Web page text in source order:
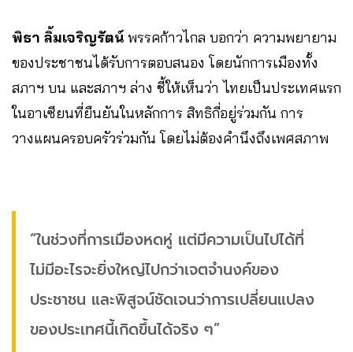
พิธา ลิ้มเจริญรัตน์ พรรคก้าวไกล บอกว่า ความพยายาม
ของประชาชนได้รับการตอบสนอง โดยนักการเมืองทั้ง
สภาฯ บน และสภาฯ ล่าง ชี้ให้เห็นว่า ไทยเป็นประเทศแรก
ในอาเซียนที่ยืนยันในหลักการ สิทธิกี่อยู่ร่วมกัน การ
วางแผนครอบครัวร่วมกัน โดยไม่ต้องคำนึงถึงเพศสภาพ
“ในช่วงที่การเมืองหดหู่ แต่มีความเป็นไปได้ที่
ไม่มีอะไรจะยิ่งใหญ่ไปกว่าเจตจำนงค์ของ
ประชาชน และพิสูจน์ชัดเจนว่าการเปลี่ยนแปลง
ของประเทศนี้เกิดขึ้นได้จริง ๆ”